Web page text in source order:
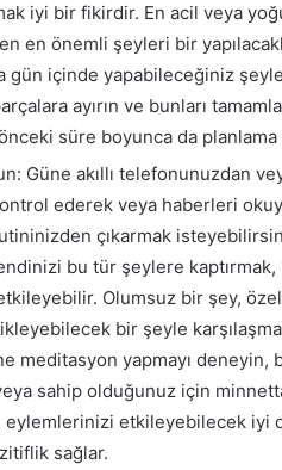
iyi bir fikirdir. En acil veya
en önemli şeyleri bir
gün içinde yapabileceğiniz
ayırın ve bunları
süre boyunca da
Güne akıllı telefonunuzdan
ederek veya haberleri
çıkarmak
bu tür şeylere
Olumsuz bir şey,
bir şeyle
meditasyon yapmayı deneyin,
sahip olduğunuz için
etkileyebilecek iyi
sağlar.